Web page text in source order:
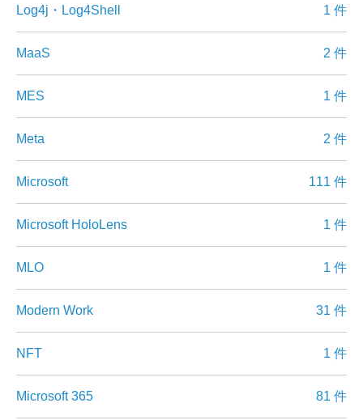
Log4j・Log4Shell 1 件
MaaS 2 件
MES 1 件
Meta 2 件
Microsoft 111 件
Microsoft HoloLens 1 件
MLO 1 件
Modern Work 31 件
NFT 1 件
Microsoft 365 81 件